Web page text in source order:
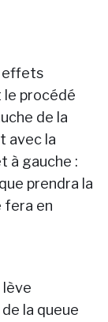
effets
le procédé
de la
avec la
à gauche :
prendra la
fera en
lève
la queue